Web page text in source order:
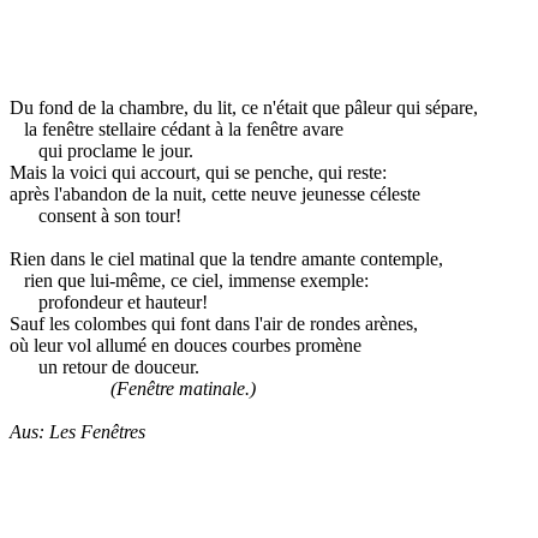
Du fond de la chambre, du lit, ce n'était que pâleur qui sépare,
la fenêtre stellaire cédant à la fenêtre avare
qui proclame le jour.
Mais la voici qui accourt, qui se penche, qui reste:
après l'abandon de la nuit, cette neuve jeunesse céleste
consent à son tour!
Rien dans le ciel matinal que la tendre amante contemple,
rien que lui-même, ce ciel, immense exemple:
profondeur et hauteur!
Sauf les colombes qui font dans l'air de rondes arènes,
où leur vol allumé en douces courbes promène
un retour de douceur.
(Fenêtre matinale.)
Aus: Les Fenêtres